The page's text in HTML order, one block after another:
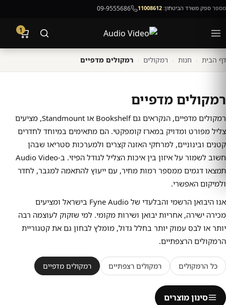
מספר ספק משרד הביטחון: 11008612
09-9555686
1
דף הבית חנות רמקולים רמקולים מדפיים
רמקולים מדפיים
רמקולים מדפיים, הנקראים גם Bookshelf או Standmount, מציעים
צליל מפורט ומדויק במארז קומפקטי. הם מתאימים במיוחד לחדרים
קטנים ובינוניים, למרחקי האזנה קצרים ולמערכות סטריאו שבהן
חשוב לשמור על איזון בין איכות הצליל לגודל הפיזי. ב-Audio Video
תמצאו דגמים ממספר רמות מחיר, עם ייעוץ להתאמה למגבר, לחדר
ולמיקום האפשרי.
אנו היבואן הרשמי והבלעדי של Fyne Audio בישראל ומציעים
מכירה ישירה, אחריות יבואן ושירות מקומי. למי שזקוק לעוצמה רבה
יותר או לבס עמוק יותר בחלל גדול, מומלץ לבחון גם את קטגוריית
הרמקולים הרצפתיים.
כל הרמקולים רמקולים רצפתיים רמקולים מדפיים
סינון מוצרים